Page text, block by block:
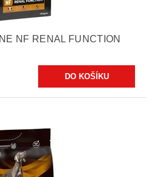
NF RENAL FUNCTION